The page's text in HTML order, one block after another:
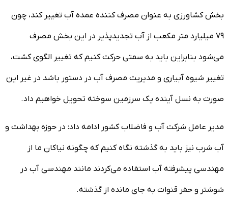
بخش کشاورزی به عنوان مصرف کننده عمده آب تغییر کند، چون
۷۹ میلیارد متر مکعب از آب تجدیدپذیر در این بخش مصرف
می‌شود بنابراین باید به سمتی حرکت کنیم که تغییر الگوی کشت،
تغییر شیوه آبیاری و مدیریت مصرف آب در دستور باشد در غیر این
صورت به نسل آینده یک سرزمین سوخته تحویل خواهیم داد.
مدیر عامل شرکت آب و فاضلاب کشور ادامه داد: در حوزه بهداشت و
آب شرب نیز باید به گذشته نگاه کنیم که چگونه نیاکان ما از
مهندسی پیشرفته آب استفاده می‌کردند مانند مهندسی آب در
شوشتر و حفر قنوات به جای مانده از گذشته.